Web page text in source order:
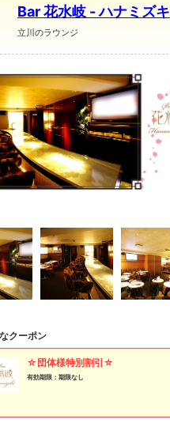
Bar 花水岐 - ハナミズキ
立川のラウンジ
クーポン
☆団体様特別割引☆
有効期限：期限なし